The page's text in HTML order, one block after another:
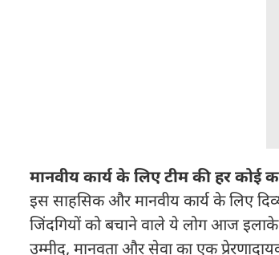
मानवीय कार्य के लिए टीम की हर कोई
इस साहसिक और मानवीय कार्य के लिए
जिंदगियों को बचाने वाले ये लोग आज
उम्मीद, मानवता और सेवा का एक